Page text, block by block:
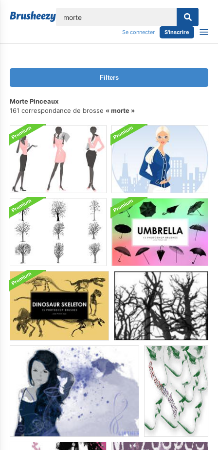
Se connecter S'inscrire
Filters
Morte Pinceaux
161 correspondance de brosse
morte